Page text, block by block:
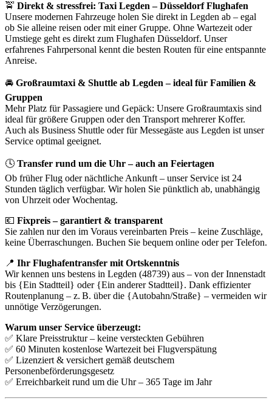
🚖 Direkt & stressfrei: Taxi Legden – Düsseldorf Flughafen
Unsere modernen Fahrzeuge holen Sie direkt in Legden ab – egal
ob Sie alleine reisen oder mit einer Gruppe. Ohne Wartezeit oder
Umstiege geht es direkt zum Flughafen Düsseldorf. Unser
erfahrenes Fahrpersonal kennt die besten Routen für eine entspannte
Anreise.
🚘 Großraumtaxi & Shuttle ab Legden – ideal für Familien &
Gruppen
Mehr Platz für Passagiere und Gepäck: Unsere Großraumtaxis sind
ideal für größere Gruppen oder den Transport mehrerer Koffer.
Auch als Business Shuttle oder für Messegäste aus Legden ist unser
Service optimal geeignet.
🕓 Transfer rund um die Uhr – auch an Feiertagen
Ob früher Flug oder nächtliche Ankunft – unser Service ist 24
Stunden täglich verfügbar. Wir holen Sie pünktlich ab, unabhängig
von Uhrzeit oder Wochentag.
💶 Fixpreis – garantiert & transparent
Sie zahlen nur den im Voraus vereinbarten Preis – keine Zuschläge,
keine Überraschungen. Buchen Sie bequem online oder per Telefon.
📍 Ihr Flughafentransfer mit Ortskenntnis
Wir kennen uns bestens in Legden (48739) aus – von der Innenstadt
bis {Ein Stadtteil} oder {Ein anderer Stadtteil}. Dank effizienter
Routenplanung – z. B. über die {Autobahn/Straße} – vermeiden wir
unnötige Verzögerungen.
Warum unser Service überzeugt:
✅ Klare Preisstruktur – keine versteckten Gebühren
✅ 60 Minuten kostenlose Wartezeit bei Flugverspätung
✅ Lizenziert & versichert gemäß deutschem
Personenbeförderungsgesetz
✅ Erreichbarkeit rund um die Uhr – 365 Tage im Jahr